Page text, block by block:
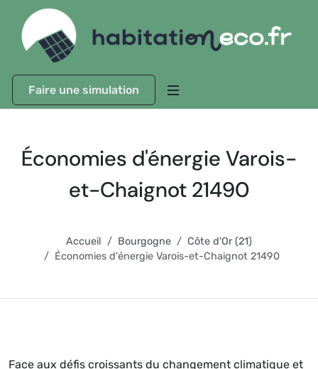
Faire une simulation
Économies d'énergie Varois-
et-Chaignot 21490
Accueil Bourgogne
Côte d'Or (21)
Économies d'énergie Varois-et-Chaignot 21490
Face aux défis croissants du changement climatique et